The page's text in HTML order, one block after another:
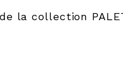
la collection